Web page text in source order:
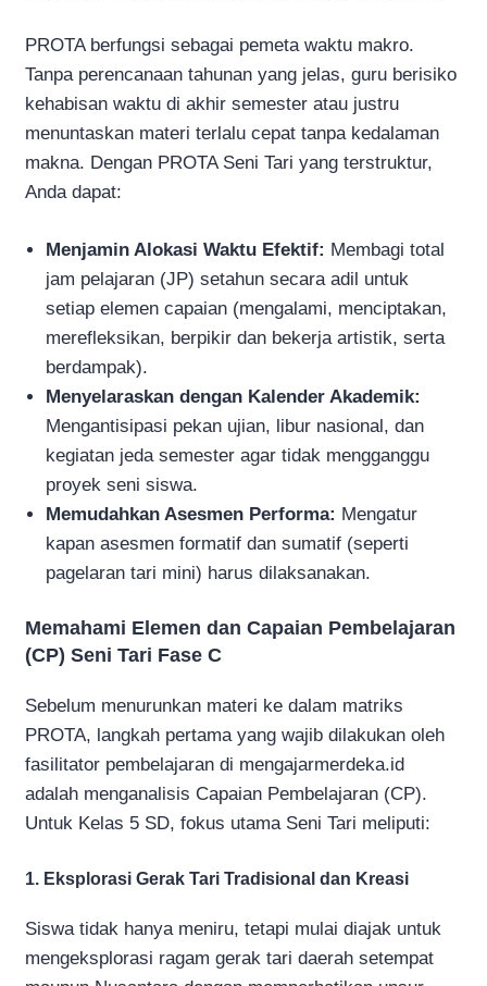
PROTA berfungsi sebagai pemeta waktu makro.
Tanpa perencanaan tahunan yang jelas, guru berisiko
kehabisan waktu di akhir semester atau justru
menuntaskan materi terlalu cepat tanpa kedalaman
makna. Dengan PROTA Seni Tari yang terstruktur,
Anda dapat:
Menjamin Alokasi Waktu Efektif: Membagi total
jam pelajaran (JP) setahun secara adil untuk
setiap elemen capaian (mengalami, menciptakan,
merefleksikan, berpikir dan bekerja artistik, serta
berdampak).
Menyelaraskan dengan Kalender Akademik:
Mengantisipasi pekan ujian, libur nasional, dan
kegiatan jeda semester agar tidak mengganggu
proyek seni siswa.
Memudahkan Asesmen Performa: Mengatur
kapan asesmen formatif dan sumatif (seperti
pagelaran tari mini) harus dilaksanakan.
Memahami Elemen dan Capaian Pembelajaran
(CP) Seni Tari Fase C
Sebelum menurunkan materi ke dalam matriks
PROTA, langkah pertama yang wajib dilakukan oleh
fasilitator pembelajaran di mengajarmerdeka.id
adalah menganalisis Capaian Pembelajaran (CP).
Untuk Kelas 5 SD, fokus utama Seni Tari meliputi:
1. Eksplorasi Gerak Tari Tradisional dan Kreasi
Siswa tidak hanya meniru, tetapi mulai diajak untuk
mengeksplorasi ragam gerak tari daerah setempat